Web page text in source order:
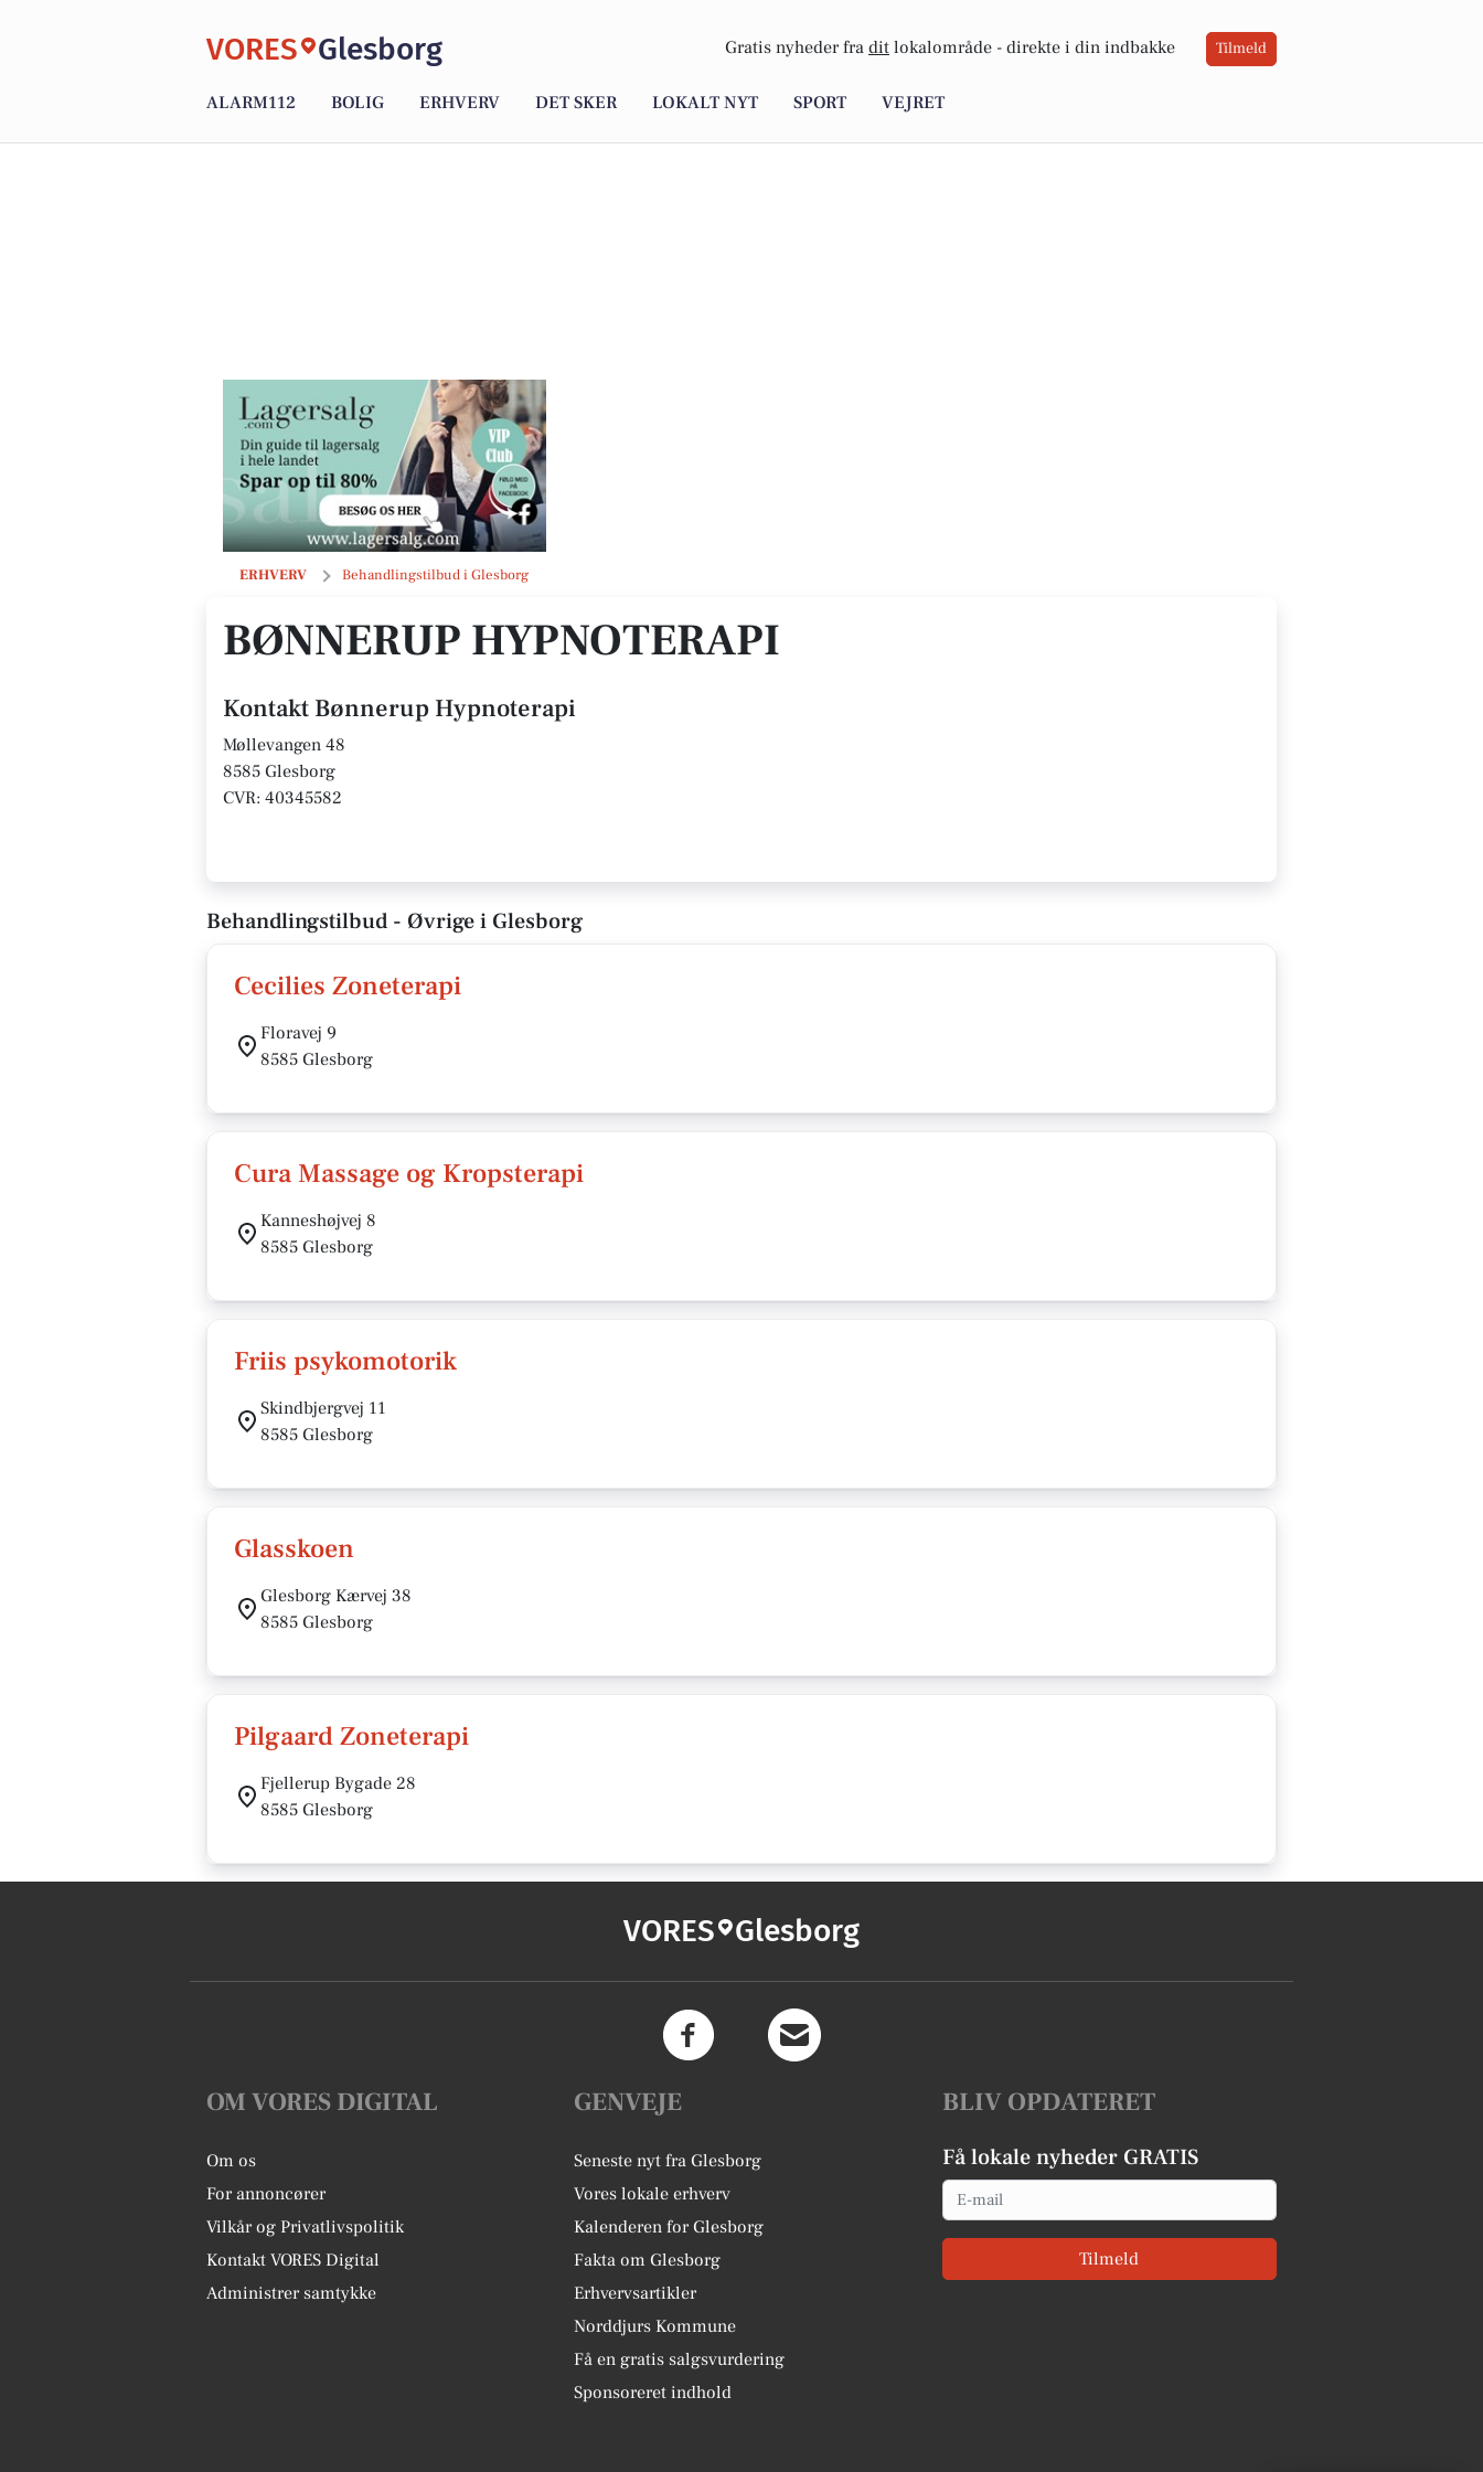
VORES Glesborg Gratis nyheder fra dit lokalområde - direkte i din indbakke Tilmeld
ALARM112 BOLIG ERHVERV DET SKER LOKALT NYT SPORT VEJRET
ERHVERV Behandlingstilbud i Glesborg
Bønnerup Hypnoterapi
BØNNERUP HYPNOTERAPI
Kontakt Bønnerup Hypnoterapi
Møllevangen 48
8585 Glesborg
CVR: 40345582
Behandlingstilbud - Øvrige i Glesborg
Cecilies Zoneterapi
Floravej 9
8585 Glesborg
Cura Massage og Kropsterapi
Kanneshøjvej 8
8585 Glesborg
Friis psykomotorik
Skindbjergvej 11
8585 Glesborg
Glasskoen
Glesborg Kærvej 38
8585 Glesborg
Pilgaard Zoneterapi
Fjellerup Bygade 28
8585 Glesborg
VORES Glesborg
OM VORES DIGITAL
Om os
For annoncører
Vilkår og Privatlivspolitik
Kontakt VORES Digital
Administrer samtykke
GENVEJE
Seneste nyt fra Glesborg
Vores lokale erhverv
Kalenderen for Glesborg
Fakta om Glesborg
Erhvervsartikler
Norddjurs Kommune
Få en gratis salgsvurdering
Sponsoreret indhold
BLIV OPDATERET
Få lokale nyheder GRATIS
Email
Tilmeld